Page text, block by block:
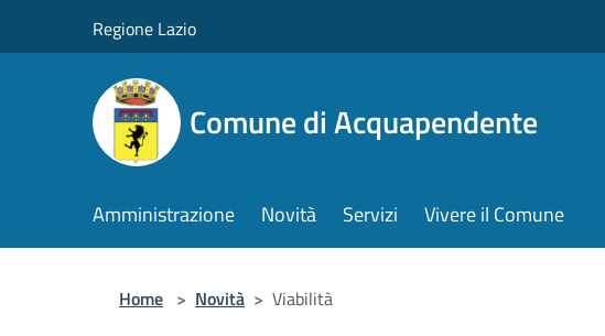
Regione Lazio
Comune di Acquapendente
Amministrazione Novità Servizi Vivere il Comune
Home > Novità > Viabilità